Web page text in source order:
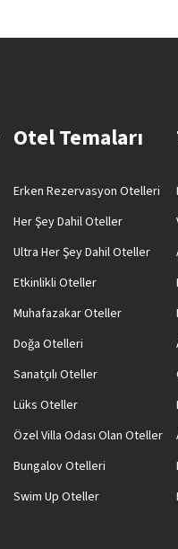
Otel Temaları
Erken Rezervasyon Otelleri
Her Şey Dahil Oteller
Ultra Her Şey Dahil Oteller
Etkinlikli Oteller
Muhafazakar Oteller
Doğa Otelleri
Sanatçılı Oteller
Lüks Oteller
Özel Villa Odası Olan Oteller
Bungalov Otelleri
Swim Up Oteller